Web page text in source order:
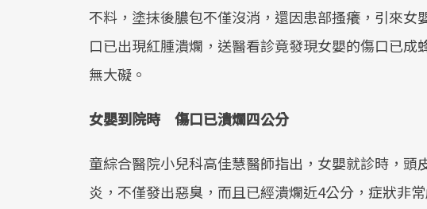
不料，塗抹後膿包不僅沒消，還因患部搔癢，引來
口已出現紅腫潰爛，送醫看診竟發現女嬰的傷口已
無大礙。
女嬰到院時 傷口已潰爛四公分
童綜合醫院小兒科高佳慧醫師指出，女嬰就診時，
炎，不僅發出惡臭，而且已經潰爛近4公分，症狀非